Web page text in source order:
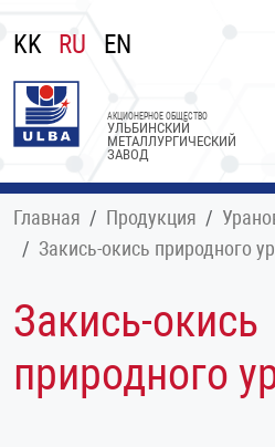
KK RU EN
УЛЬБИНСКИЙ
МЕТАЛЛУРГИЧЕСКИЙ
ЗАВОД
АКЦИОНЕРНОЕ ОБЩЕСТВО
Главная Продукция
Закись-окись природного
Закись-окись
природного